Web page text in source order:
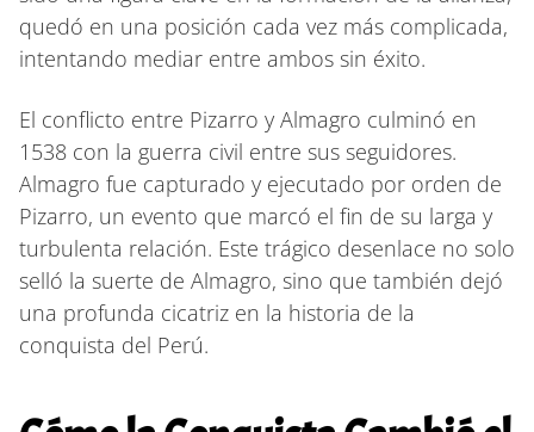
quedó en una posición cada vez más complicada,
intentando mediar entre ambos sin éxito.
El conflicto entre Pizarro y Almagro culminó en
1538 con la guerra civil entre sus seguidores.
Almagro fue capturado y ejecutado por orden de
Pizarro, un evento que marcó el fin de su larga y
turbulenta relación. Este trágico desenlace no solo
selló la suerte de Almagro, sino que también dejó
una profunda cicatriz en la historia de la
conquista del Perú.